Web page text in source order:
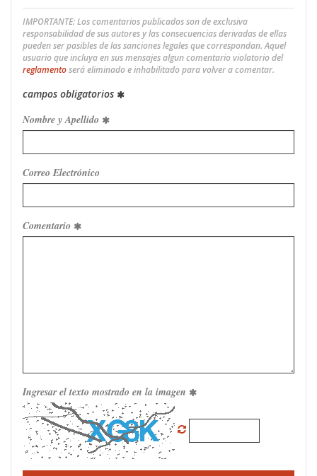
IMPORTANTE: Los comentarios publicados son de exclusiva
responsabilidad de sus autores y las consecuencias derivadas de ellas
pueden ser pasibles de las sanciones legales que correspondan. Aquel
usuario que incluya en sus mensajes algun comentario violatorio del
reglamentoserá eliminado e inhabilitado para volver a comentar.
campos obligatorios
Nombre y Apellido
Correo Electrónico
Comentario
Ingresar el texto mostrado en la imagen